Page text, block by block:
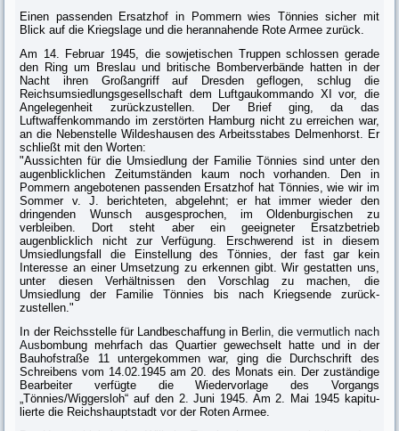
Einen passenden Ersatzhof in Pommern wies Tönnies sicher mit
Blick auf die Kriegslage und die herannahende Rote Armee zurück.
Am 14. Februar 1945, die sowjetischen Truppen schlossen gerade
den Ring um Breslau und britische Bomberverbände hatten in der
Nacht ihren Großan­griff auf Dresden geflogen, schlug die
Reichsumsiedlungsgesellschaft dem Luftgaukommando XI vor, die
Angelegenheit zurückzustellen. Der Brief ging, da das
Luftwaffenkommando im zerstörten Hamburg nicht zu erreichen war,
an die Nebenstelle Wildeshausen des Arbeitsstabes Delmenhorst. Er
schließt mit den Worten:
"Aussichten für die Umsiedlung der Familie Tönnies sind unter den
augen­blicklichen Zeitumständen kaum noch vorhanden. Den in
Pommern angebo­tenen passenden Ersatzhof hat Tönnies, wie wir im
Sommer v. J. berichteten, abgelehnt; er hat immer wieder den
dringenden Wunsch ausgesprochen, im Oldenburgischen zu
verbleiben. Dort steht aber ein geeigneter Ersatzbetrieb
augenblicklich nicht zur Verfügung. Erschwerend ist in diesem
Umsiedlungs­fall die Einstellung des Tönnies, der fast gar kein
Interesse an einer Umsetzung zu erkennen gibt. Wir gestatten uns,
unter diesen Verhältnissen den Vorschlag zu machen, die
Umsiedlung der Familie Tönnies bis nach Kriegsende zurück­
zustellen."
In der Reichsstelle für Landbeschaffung in Berlin, die vermutlich nach
Ausbombung mehrfach das Quartier gewechselt hatte und in der
Bauhofstraße 11 untergekommen war, ging die Durchschrift des
Schreibens vom 14.02.1945 am 20. des Monats ein. Der zuständige
Bearbeiter verfügte die Wiedervorlage des Vorgangs
„Tönnies/Wiggersloh“ auf den 2. Juni 1945. Am 2. Mai 1945 kapitu­
lierte die Reichshauptstadt vor der Roten Armee.